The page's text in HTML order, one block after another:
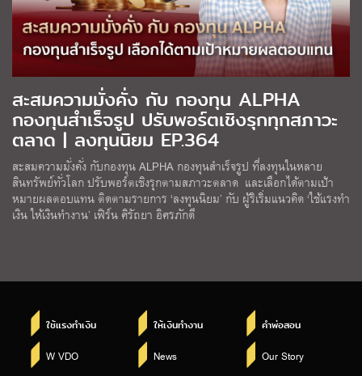
สะสมความมั่งคั่ง กับ กองทุน ALPHA
กองทุนสำเร็จรูป ปรับพอร์ตเชิงรุกทุกสภาวะ
ตลาด | ลงทุนนิยม EP.364
สะสมความมั่งคั่ง กับกองทุน ALPHA กองทุนสำเร็จรูป ที่ลงทุนในหลาย
สินทรัพย์ทั่วโลก ปรับพอร์ตเชิงรุกตามสภาวะตลาด และเลือกได้ตามเป้า
หมายผลตอบแทน ติดตามรายการ ‘ลงทุนนิยม’ กับ ผู้ริเริ่มแนวคิด ‘ใช้แรงทํา
เงิน ให้เงินทํางาน’ เฟิร์น ศิรัถยา อิศรภักดี
ใช้แรงทำเงิน ให้เงินทำงาน คำพ่อสอน
W VDO News Our Story